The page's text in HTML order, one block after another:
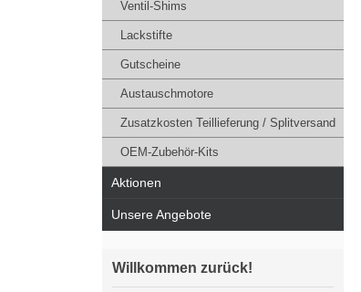
Ventil-Shims
Lackstifte
Gutscheine
Austauschmotore
Zusatzkosten Teillieferung / Splitversand
OEM-Zubehör-Kits
Aktionen
Unsere Angebote
Willkommen zurück!